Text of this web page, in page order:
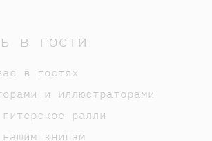
в гости
в гостях
и иллюстраторами
ралли
книгам